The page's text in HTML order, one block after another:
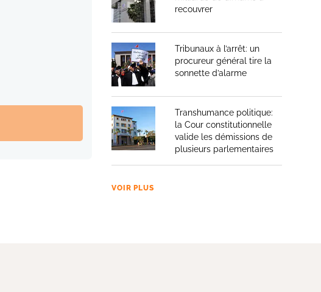
recouvrer
Tribunaux à l’arrêt: un
procureur général tire la
sonnette d’alarme
Transhumance politique:
la Cour constitutionnelle
valide les démissions de
plusieurs parlementaires
VOIR PLUS